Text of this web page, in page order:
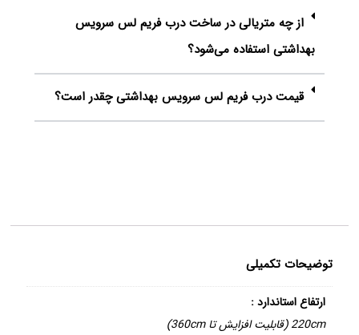
از چه متریالی در ساخت درب فریم لس سرویس
بهداشتی استفاده می‌شود؟
قیمت درب فریم لس سرویس بهداشتی چقدر است؟
توضیحات تکمیلی
ارتفاع استاندارد :
220cm (قابلیت افزایش تا 360cm)